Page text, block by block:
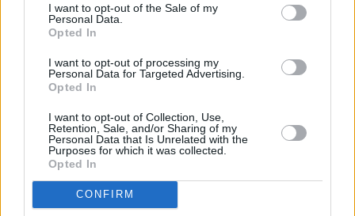
I want to opt-out of the Sale of my
Personal Data.
Opted In
I want to opt-out of processing my
Personal Data for Targeted Advertising.
Opted In
I want to opt-out of Collection, Use,
Retention, Sale, and/or Sharing of my
Personal Data that Is Unrelated with the
Purposes for which it was collected.
Opted In
CONFIRM
δεκαετία.
Στο επίκεντρο της συνάντησης ΥΠΕΝ – Masdar το
εμβληματικό έργο αντλησιοταμίευσης στην Αμφιλοχία
Κόμβος ανάπτυξης για τη Masdar η Τέρνα Ενεργειακή
στην Ανατολική Ευρώπη – Το ευρωπαϊκό «στοίχημα» για
την αποθήκευση ενέργειας